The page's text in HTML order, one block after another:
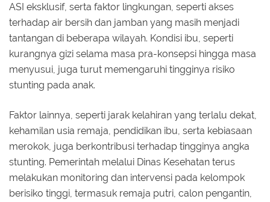
ASI eksklusif, serta faktor lingkungan, seperti akses
terhadap air bersih dan jamban yang masih menjadi
tantangan di beberapa wilayah. Kondisi ibu, seperti
kurangnya gizi selama masa pra-konsepsi hingga masa
menyusui, juga turut memengaruhi tingginya risiko
stunting pada anak.
Faktor lainnya, seperti jarak kelahiran yang terlalu dekat,
kehamilan usia remaja, pendidikan ibu, serta kebiasaan
merokok, juga berkontribusi terhadap tingginya angka
stunting. Pemerintah melalui Dinas Kesehatan terus
melakukan monitoring dan intervensi pada kelompok
berisiko tinggi, termasuk remaja putri, calon pengantin,